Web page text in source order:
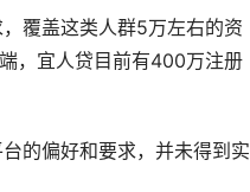
覆盖这类人群5万左右的资
，宜人贷目前有400万注册
的偏好和要求，并未得到实